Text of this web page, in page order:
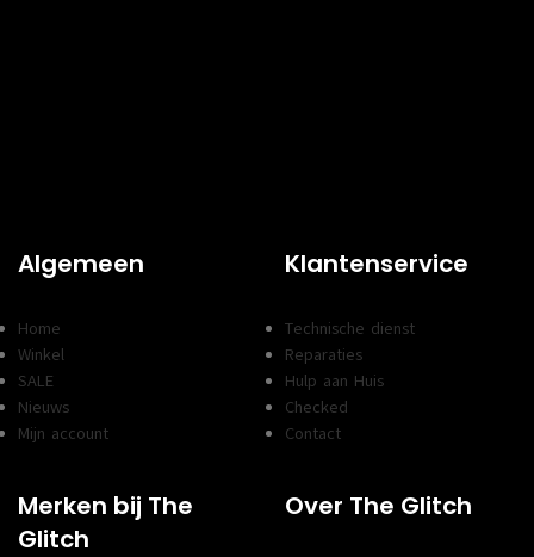
Algemeen
Home
Winkel
SALE
Nieuws
Mijn account
Klantenservice
Technische dienst
Reparaties
Hulp aan Huis
Checked
Contact
Merken bij The
Glitch
Over The Glitch